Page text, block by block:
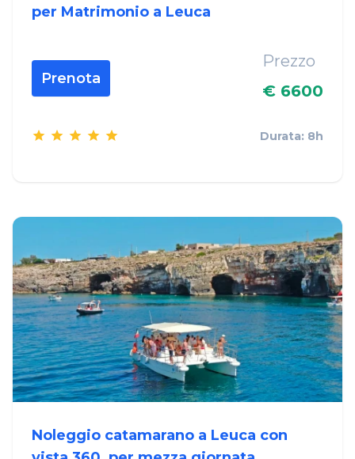
per Matrimonio a Leuca
Prenota
Prezzo
€ 6600
Durata: 8h
Noleggio catamarano a Leuca con